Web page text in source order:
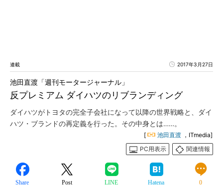
連載 2017年3月27日
反プレミアム ダイハツのリブランディング
池田直渡「週刊モータージャーナル」
ダイハツがトヨタの完全子会社になって以降の世界戦略と、ダイ
ハツ・ブランドの再定義を行った。その中身とは……。
[ 池田直渡 ，ITmedia]
PC用表示
関連情報
Share Post LINE Hatena 0